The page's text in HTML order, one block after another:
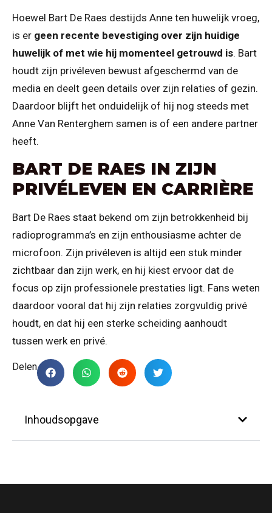
Hoewel Bart De Raes destijds Anne ten huwelijk vroeg,
is er geen recente bevestiging over zijn huidige
huwelijk of met wie hij momenteel getrouwd is. Bart
houdt zijn privéleven bewust afgeschermd van de
media en deelt geen details over zijn relaties of gezin.
Daardoor blijft het onduidelijk of hij nog steeds met
Anne Van Renterghem samen is of een andere partner
heeft.
BART DE RAES IN ZIJN
PRIVÉLEVEN EN CARRIÈRE
Bart De Raes staat bekend om zijn betrokkenheid bij
radioprogramma’s en zijn enthousiasme achter de
microfoon. Zijn privéleven is altijd een stuk minder
zichtbaar dan zijn werk, en hij kiest ervoor dat de
focus op zijn professionele prestaties ligt. Fans weten
daardoor vooral dat hij zijn relaties zorgvuldig privé
houdt, en dat hij een sterke scheiding aanhoudt
tussen werk en privé.
Delen
Inhoudsopgave